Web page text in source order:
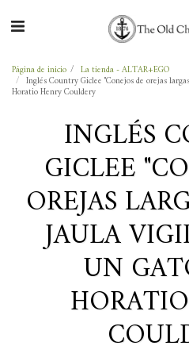
Página de inicio La tienda - ALTAR+EGO
Inglés Country Giclee "Conejos de orejas
Horatio Henry Couldery
INGLÉS
GICLEE
OREJAS
JAULA
UN